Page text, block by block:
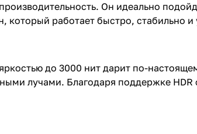
Он идеально
который работает быстро, стабильно и
до 3000 нит дарит по-
лучами. Благодаря поддержке